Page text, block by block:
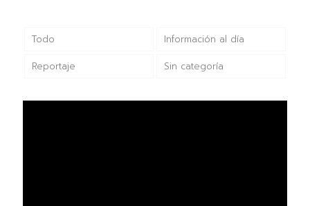
Todo Información al día
Reportaje Sin categoría